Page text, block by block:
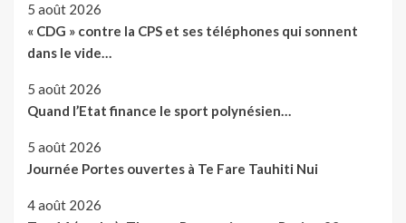
5 août 2026
« CDG » contre la CPS et ses téléphones qui sonnent
dans le vide…
5 août 2026
Quand l’Etat finance le sport polynésien…
5 août 2026
Journée Portes ouvertes à Te Fare Tauhiti Nui
4 août 2026